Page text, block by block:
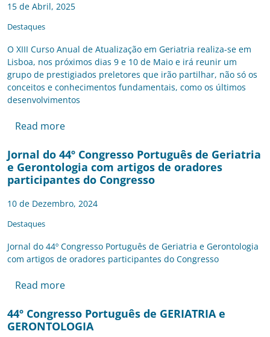
15 de Abril, 2025
Destaques
O XIII Curso Anual de Atualização em Geriatria realiza-se em
Lisboa, nos próximos dias 9 e 10 de Maio e irá reunir um
grupo de prestigiados preletores que irão partilhar, não só os
conceitos e conhecimentos fundamentais, como os últimos
desenvolvimentos
Read more
Jornal do 44º Congresso Português de Geriatria
e Gerontologia com artigos de oradores
participantes do Congresso
10 de Dezembro, 2024
Destaques
Jornal do 44º Congresso Português de Geriatria e Gerontologia
com artigos de oradores participantes do Congresso
Read more
44º Congresso Português de GERIATRIA e
GERONTOLOGIA